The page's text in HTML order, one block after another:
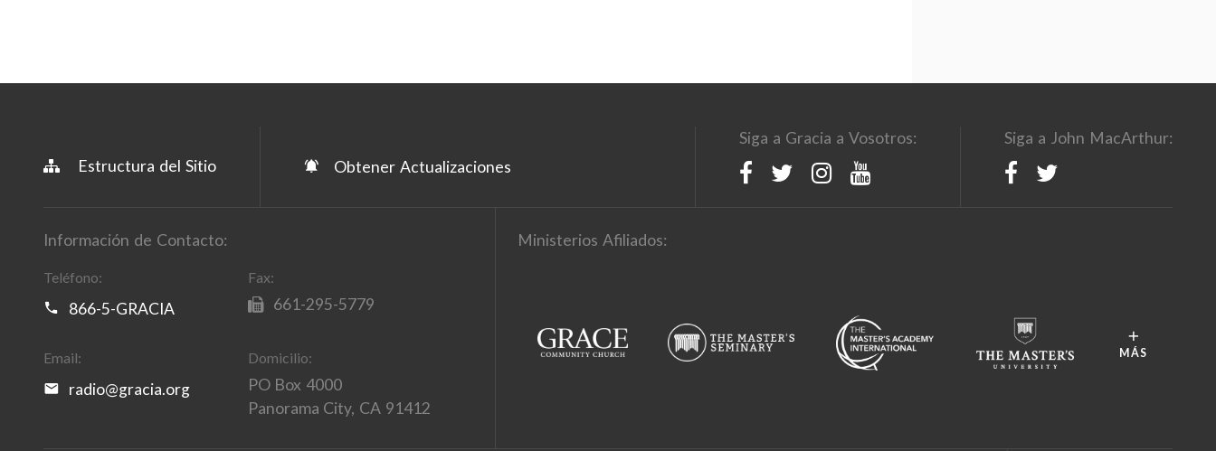
Estructura del Sitio Obtener Actualizaciones
Siga a Gracia a Vosotros: Siga a John MacArthur:
Información de Contacto:
Teléfono:
866-5-GRACIA
Fax:
661-295-5779
Email:
radio@gracia.org
Domicilio:
PO Box 4000
Panorama City, CA 91412
Ministerios Afiliados:
MÁS